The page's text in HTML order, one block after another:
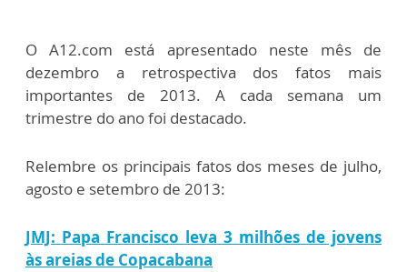
O A12.com está apresentado neste mês de
dezembro a retrospectiva dos fatos mais
importantes de 2013. A cada semana um
trimestre do ano foi destacado.
Relembre os principais fatos dos meses de julho,
agosto e setembro de 2013:
JMJ: Papa Francisco leva 3 milhões de jovens
às areias de Copacabana